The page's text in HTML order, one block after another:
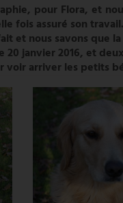
pour Flora, et
fois assuré son
et nous savons que
20 janvier 2016, et
voir arriver les petits